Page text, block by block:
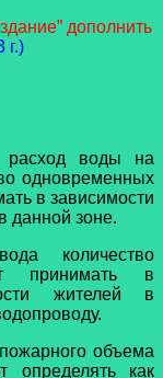
дополнить
г.)
расход воды на
одновременных
в зависимости
данной зоне.
количество
принимать в
жителей в
объема
определять как